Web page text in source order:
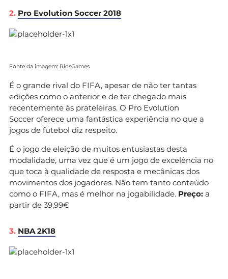
2. Pro Evolution Soccer 2018
Fonte da imagem: RiosGames
É o grande rival do FIFA, apesar de não ter tantas
edições como o anterior e de ter chegado mais
recentemente às prateleiras. O Pro Evolution
Soccer oferece uma fantástica experiência no que a
jogos de futebol diz respeito.
É o jogo de eleição de muitos entusiastas desta
modalidade, uma vez que é um jogo de excelência no
que toca à qualidade de resposta e mecânicas dos
movimentos dos jogadores. Não tem tanto conteúdo
como o FIFA, mas é melhor na jogabilidade. Preço: a
partir de 39,99€
3. NBA 2K18